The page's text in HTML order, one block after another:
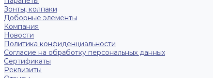
Зонты, колпаки
Доборные элементы
Компания
Новости
Политика конфиденциальности
Согласие на обработку персональных данных
Сертификаты
Реквизиты